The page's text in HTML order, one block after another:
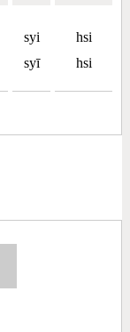
syi
syī
hsi
hsi